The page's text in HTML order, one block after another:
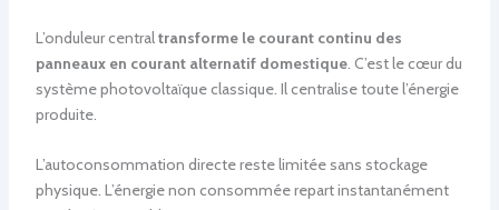
L’onduleur centraltransforme le courant continu des
panneaux en courant alternatif domestique. C’est le cœur du
système photovoltaïque classique. Il centralise toute l’énergie
produite.
L’autoconsommation directe reste limitée sans stockage
physique. L’énergie non consommée repart instantanément